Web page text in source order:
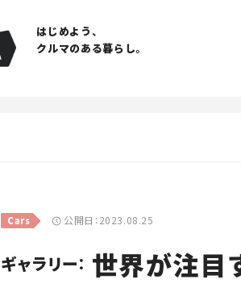
はじめよう、
クルマのある暮らし。
Cars 公開日：2023.08.25
ギャラリー： 世界が注目